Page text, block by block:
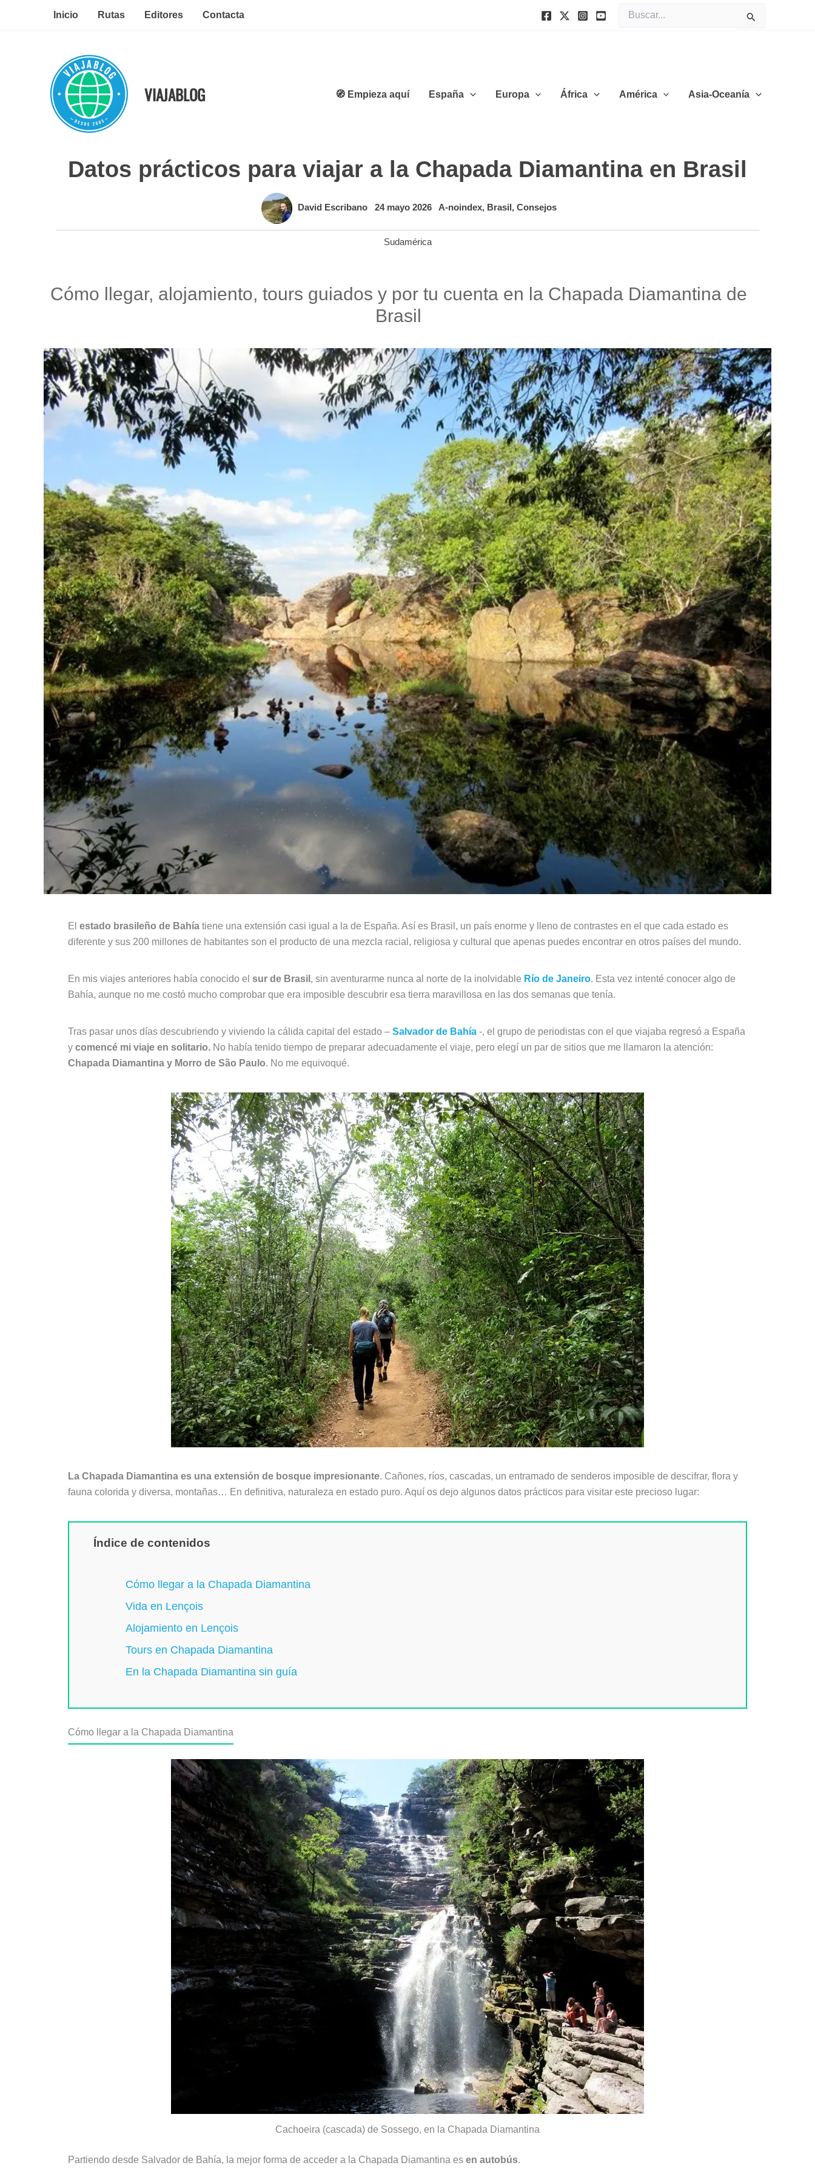
Inicio Rutas Editores Contacta
por:
VIAJABLOG 🧭 Empieza aquí España Europa África América Asia-Oceanía
Datos prácticos para viajar a la Chapada Diamantina en Brasil
David Escribano 24 mayo 2026 A-noindex, Brasil , Consejos
Sudamérica
Cómo llegar, alojamiento, tours guiados y por tu cuenta en la Chapada Diamantina de
Brasil
El estado brasileño de Bahía tiene una extensión casi igual a la de España. Así es Brasil, un país enorme y lleno de contrastes en el que cada estado es
diferente y sus 200 millones de habitantes son el producto de una mezcla racial, religiosa y cultural que apenas puedes encontrar en otros países del mundo.
En mis viajes anteriores había conocido el sur de Brasil , sin aventurarme nunca al norte de la inolvidable Río de Janeiro. Esta vez intenté conocer algo de
Bahía, aunque no me costó mucho comprobar que era imposible descubrir esa tierra maravillosa en las dos semanas que tenía.
Tras pasar unos días descubriendo y viviendo la cálida capital del estado – Salvador de Bahía -, el grupo de periodistas con el que viajaba regresó a España
y comencé mi viaje en solitario. No había tenido tiempo de preparar adecuadamente el viaje, pero elegí un par de sitios que me llamaron la atención:
Chapada Diamantina y Morro de São Paulo. No me equivoqué.
La Chapada Diamantina es una extensión de bosque impresionante. Cañones, ríos, cascadas, un entramado de senderos imposible de descifrar, flora y
fauna colorida y diversa, montañas… En definitiva, naturaleza en estado puro. Aquí os dejo algunos datos prácticos para visitar este precioso lugar:
Índice de contenidos
Cómo llegar a la Chapada Diamantina
Vida en Lençois
Alojamiento en Lençois
Tours en Chapada Diamantina
En la Chapada Diamantina sin guía
Cómo llegar a la Chapada Diamantina
Cachoeira (cascada) de Sossego, en la Chapada Diamantina
Partiendo desde Salvador de Bahía, la mejor forma de acceder a la Chapada Diamantina es en autobús.